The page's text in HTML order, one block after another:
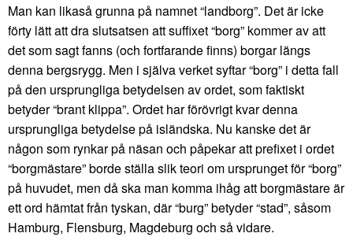
Man kan likaså grunna på namnet “landborg”. Det är icke
förty lätt att dra slutsatsen att suffixet “borg” kommer av att
det som sagt fanns (och fortfarande finns) borgar längs
denna bergsrygg. Men i själva verket syftar “borg” i detta fall
på den ursprungliga betydelsen av ordet, som faktiskt
betyder “brant klippa”. Ordet har förövrigt kvar denna
ursprungliga betydelse på isländska. Nu kanske det är
någon som rynkar på näsan och påpekar att prefixet i ordet
“borgmästare” borde ställa slik teori om ursprunget för “borg”
på huvudet, men då ska man komma ihåg att borgmästare är
ett ord hämtat från tyskan, där “burg” betyder “stad”, såsom
Hamburg, Flensburg, Magdeburg och så vidare.